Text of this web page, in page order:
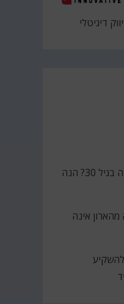
דיגיטלי
הסולידית יצאה לפנסיה בגיל 30? הנה
מהארון אינה